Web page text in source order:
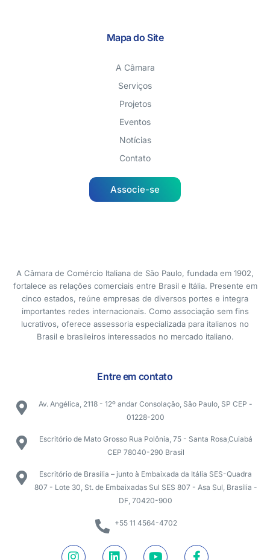
Mapa do Site
A Câmara
Serviços
Projetos
Eventos
Notícias
Contato
Associe-se
A Câmara de Comércio Italiana de São Paulo, fundada em 1902,
fortalece as relações comerciais entre Brasil e Itália. Presente em
cinco estados, reúne empresas de diversos portes e integra
importantes redes internacionais. Como associação sem fins
lucrativos, oferece assessoria especializada para italianos no
Brasil e brasileiros interessados no mercado italiano.
Entre em contato
Av. Angélica, 2118 - 12º andar Consolação, São Paulo, SP CEP -
01228-200
Escritório de Mato Grosso Rua Polônia, 75 - Santa Rosa,Cuiabá
CEP 78040-290 Brasil
Escritório de Brasília – junto à Embaixada da Itália SES-Quadra
807 - Lote 30, St. de Embaixadas Sul SES 807 - Asa Sul, Brasília -
DF, 70420-900
+55 11 4564-4702